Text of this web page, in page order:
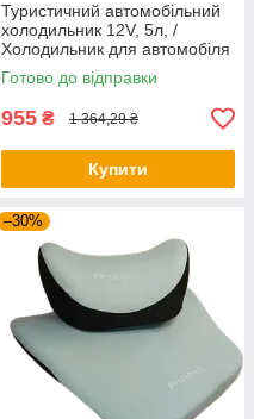
Туристичний автомобільний
холодильник 12V, 5л, /
Холодильник для автомобіля
/ Автохолодильник
Готово до відправки
955 ₴ 1 364,29 ₴
Купити
–30%